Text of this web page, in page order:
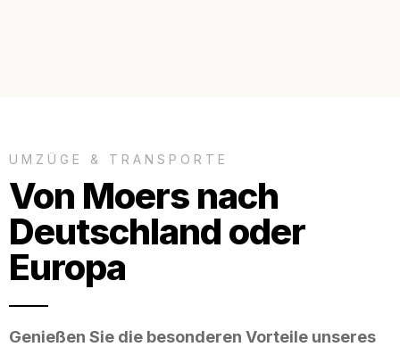
UMZÜGE & TRANSPORTE
Von Moers nach
Deutschland oder
Europa
Genießen Sie die besonderen Vorteile unseres